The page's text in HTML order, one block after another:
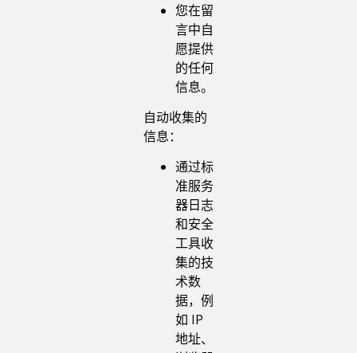
您在留
言中自
愿提供
的任何
信息。
自动收集的
信息：
通过标
准服务
器日志
和安全
工具收
集的技
术数
据，例
如 IP
地址、